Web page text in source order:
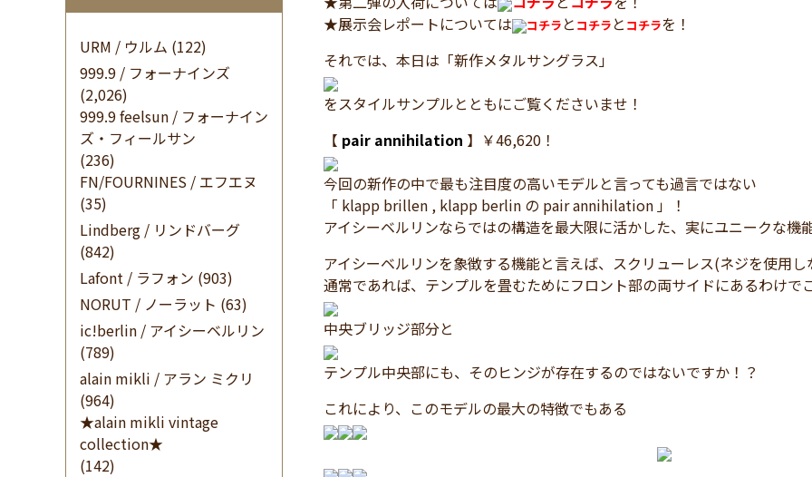
URM / ウルム (122)
999.9 / フォーナインズ
(2,026)
999.9 feelsun / フォーナイン
ズ・フィールサン
(236)
FN/FOURNINES / エフエヌ
(35)
Lindberg / リンドバーグ
(842)
Lafont / ラフォン (903)
NORUT / ノーラット (63)
ic!berlin / アイシーベルリン
(789)
alain mikli / アラン ミクリ
(964)
★alain mikli vintage
collection★
(142)
★展示会レポートについては
コチラ と コチラ と コチラを！
それでは、本日は「新作メタルサングラス」
をスタイルサンプルとともにご覧くださいませ！
【 pair annihilation 】￥46,620！
今回の新作の中で最も注目度の高いモデルと言っても過言ではない
「 klapp brillen , klapp berlin の pair annihilation 」！
アイシーベルリンならではの構造を最大限に活かした、実にユニークな機
アイシーベルリンを象徴する機能と言えば、スクリューレス(ネジを使用し
通常であれば、テンプルを畳むためにフロント部の両サイドにあるわけで
中央ブリッジ部分と
テンプル中央部にも、そのヒンジが存在するのではないですか！？
これにより、このモデルの最大の特徴でもある